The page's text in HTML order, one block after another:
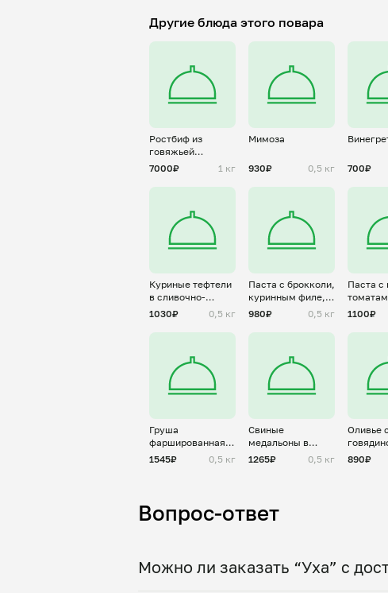
Другие блюда этого повара
Ростбиф из
говяжьей
вырезки
7000₽ 1 кг
Мимоза
930₽ 0,5 кг 700₽
Куриные тефтели
в сливочно-
шпинатном соусе
1030₽ 0,5 кг
Паста с брокколи,
куринным филе,
чери и
980₽ 0,5 кг
Паста с
1100₽
Груша
фаршированная
дор блю и
грецким орехом
1545₽ 0,5 кг
Свиные
медальоны в
соусе дижон
1265₽ 0,5 кг
Оливье с
890₽
Вопрос-ответ
Можно ли заказать “Уха” с